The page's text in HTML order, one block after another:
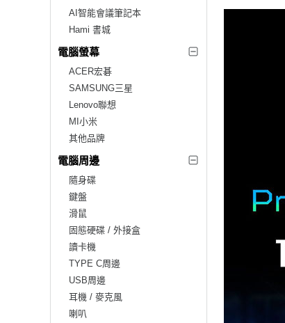
AI智能會議筆記本
Hami 書城
電腦螢幕
ACER宏碁
SAMSUNG三星
Lenovo聯想
MI小米
其他品牌
電腦周邊
隨身碟
鍵盤
滑鼠
固態硬碟 / 外接盒
讀卡機
TYPE C周邊
USB周邊
耳機 / 麥克風
喇叭